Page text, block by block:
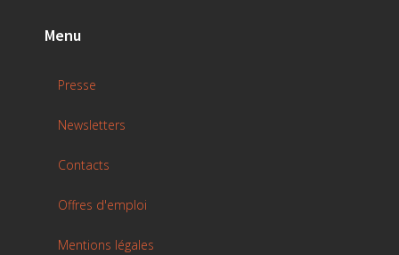
Menu
Presse
Newsletters
Contacts
Offres d'emploi
Mentions légales